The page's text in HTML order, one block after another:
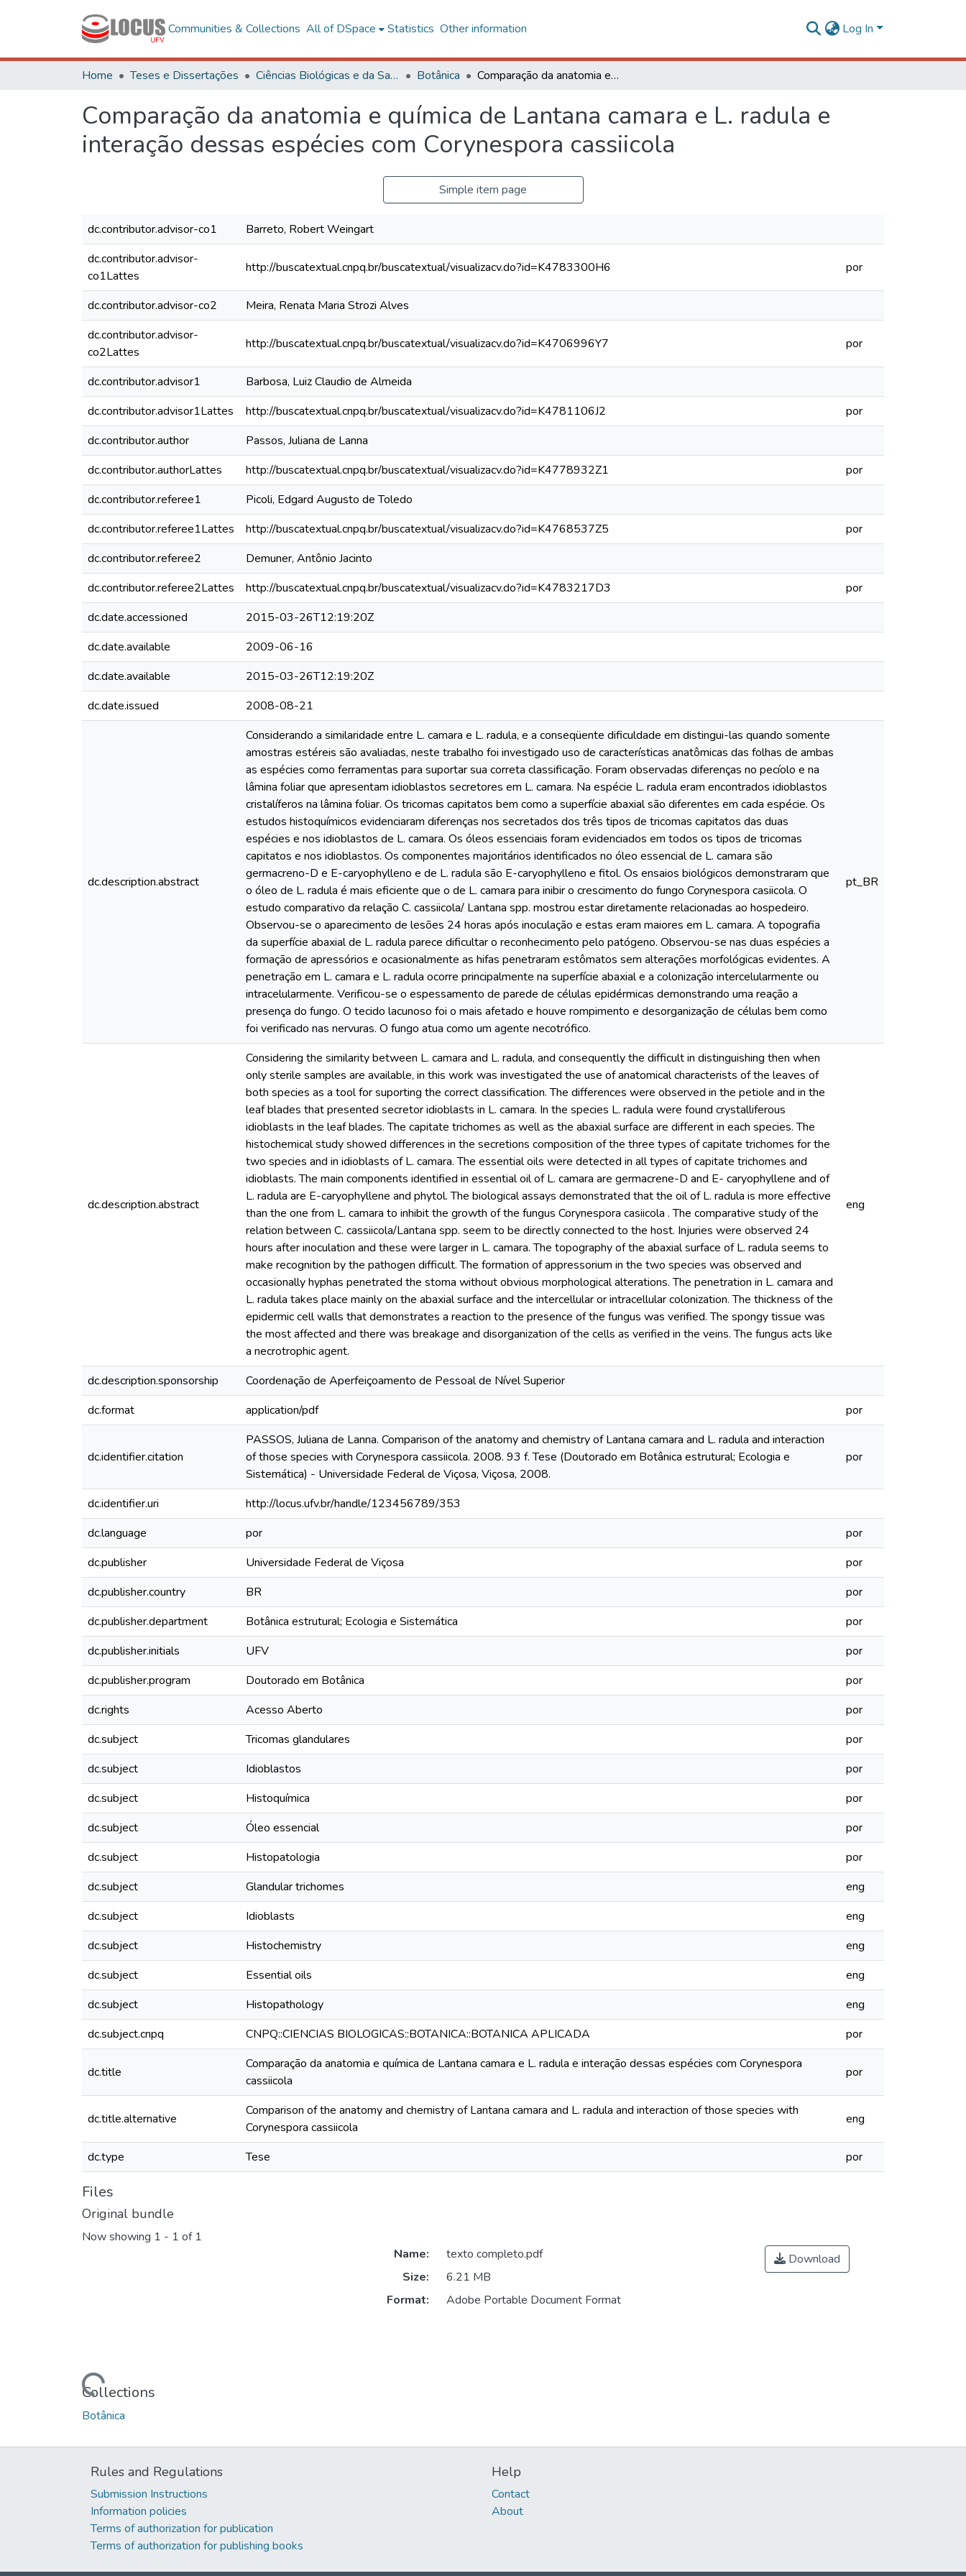
Communities & Collections All of DSpace Statistics Other information Log In
Home Teses e Dissertações Ciências Biológicas e da Saúde Botânica Comparação da anatomia e química de Lantana camara e L. radula e interação dessas espécies com Corynespora cassiicola
Comparação da anatomia e química de Lantana camara e L. radula e
interação dessas espécies com Corynespora cassiicola
Simple item page
dc.contributor.advisor-co1
Barreto, Robert Weingart
dc.contributor.advisor-
co1Lattes
http://buscatextual.cnpq.br/buscatextual/visualizacv.do?id=K4783300H6 por
dc.contributor.advisor-co2
Meira, Renata Maria Strozi Alves
dc.contributor.advisor-
co2Lattes
http://buscatextual.cnpq.br/buscatextual/visualizacv.do?id=K4706996Y7 por
dc.contributor.advisor1
Barbosa, Luiz Claudio de Almeida
dc.contributor.advisor1Lattes
http://buscatextual.cnpq.br/buscatextual/visualizacv.do?id=K4781106J2
por
dc.contributor.author
Passos, Juliana de Lanna
dc.contributor.authorLattes
http://buscatextual.cnpq.br/buscatextual/visualizacv.do?id=K4778932Z1
por
dc.contributor.referee1
Picoli, Edgard Augusto de Toledo
dc.contributor.referee1Lattes
http://buscatextual.cnpq.br/buscatextual/visualizacv.do?id=K4768537Z5
por
dc.contributor.referee2
Demuner, Antônio Jacinto
dc.contributor.referee2Lattes
http://buscatextual.cnpq.br/buscatextual/visualizacv.do?id=K4783217D3
por
dc.date.accessioned
2015-03-26T12:19:20Z
dc.date.available
2009-06-16
dc.date.available
2015-03-26T12:19:20Z
dc.date.issued
2008-08-21
dc.description.abstract
Considerando a similaridade entre L. camara e L. radula, e a conseqüente dificuldade em distingui-las quando somente
amostras estéreis são avaliadas, neste trabalho foi investigado uso de características anatômicas das folhas de ambas
as espécies como ferramentas para suportar sua correta classificação. Foram observadas diferenças no pecíolo e na
lâmina foliar que apresentam idioblastos secretores em L. camara. Na espécie L. radula eram encontrados idioblastos
cristalíferos na lâmina foliar. Os tricomas capitatos bem como a superfície abaxial são diferentes em cada espécie. Os
estudos histoquímicos evidenciaram diferenças nos secretados dos três tipos de tricomas capitatos das duas
espécies e nos idioblastos de L. camara. Os óleos essenciais foram evidenciados em todos os tipos de tricomas
capitatos e nos idioblastos. Os componentes majoritários identificados no óleo essencial de L. camara são
germacreno-D e E-caryophylleno e de L. radula são E-caryophylleno e fitol. Os ensaios biológicos demonstraram que
o óleo de L. radula é mais eficiente que o de L. camara para inibir o crescimento do fungo Corynespora casiicola. O
estudo comparativo da relação C. cassiicola/ Lantana spp. mostrou estar diretamente relacionadas ao hospedeiro.
Observou-se o aparecimento de lesões 24 horas após inoculação e estas eram maiores em L. camara. A topografia
da superfície abaxial de L. radula parece dificultar o reconhecimento pelo patógeno. Observou-se nas duas espécies a
formação de apressórios e ocasionalmente as hifas penetraram estômatos sem alterações morfológicas evidentes. A
penetração em L. camara e L. radula ocorre principalmente na superfície abaxial e a colonização intercelularmente ou
intracelularmente. Verificou-se o espessamento de parede de células epidérmicas demonstrando uma reação a
presença do fungo. O tecido lacunoso foi o mais afetado e houve rompimento e desorganização de células bem como
foi verificado nas nervuras. O fungo atua como um agente necotrófico.
pt_BR
dc.description.abstract
Considering the similarity between L. camara and L. radula, and consequently the difficult in distinguishing then when
only sterile samples are available, in this work was investigated the use of anatomical characterists of the leaves of
both species as a tool for suporting the correct classification. The differences were observed in the petiole and in the
leaf blades that presented secretor idioblasts in L. camara. In the species L. radula were found crystalliferous
idioblasts in the leaf blades. The capitate trichomes as well as the abaxial surface are different in each species. The
histochemical study showed differences in the secretions composition of the three types of capitate trichomes for the
two species and in idioblasts of L. camara. The essential oils were detected in all types of capitate trichomes and
idioblasts. The main components identified in essential oil of L. camara are germacrene-D and E- caryophyllene and of
L. radula are E-caryophyllene and phytol. The biological assays demonstrated that the oil of L. radula is more effective
than the one from L. camara to inhibit the growth of the fungus Corynespora casiicola . The comparative study of the
relation between C. cassiicola/Lantana spp. seem to be directly connected to the host. Injuries were observed 24
hours after inoculation and these were larger in L. camara. The topography of the abaxial surface of L. radula seems to
make recognition by the pathogen difficult. The formation of appressorium in the two species was observed and
occasionally hyphas penetrated the stoma without obvious morphological alterations. The penetration in L. camara and
L. radula takes place mainly on the abaxial surface and the intercellular or intracellular colonization. The thickness of the
epidermic cell walls that demonstrates a reaction to the presence of the fungus was verified. The spongy tissue was
the most affected and there was breakage and disorganization of the cells as verified in the veins. The fungus acts like
a necrotrophic agent.
eng
dc.description.sponsorship
Coordenação de Aperfeiçoamento de Pessoal de Nível Superior
dc.format
application/pdf por
dc.identifier.citation
PASSOS, Juliana de Lanna. Comparison of the anatomy and chemistry of Lantana camara and L. radula and interaction
of those species with Corynespora cassiicola. 2008. 93 f. Tese (Doutorado em Botânica estrutural; Ecologia e
Sistemática) - Universidade Federal de Viçosa, Viçosa, 2008.
por
dc.identifier.uri
http://locus.ufv.br/handle/123456789/353
dc.language
por
por
dc.publisher
Universidade Federal de Viçosa
por
dc.publisher.country
BR
por
dc.publisher.department
Botânica estrutural; Ecologia e Sistemática
por
dc.publisher.initials
UFV
por
dc.publisher.program
Doutorado em Botânica
por
dc.rights
Acesso Aberto
por
dc.subject
Tricomas glandulares
por
dc.subject
Idioblastos
por
dc.subject
Histoquímica
por
dc.subject
Óleo essencial
por
dc.subject
Histopatologia
por
dc.subject
Glandular trichomes
eng
dc.subject
Idioblasts
eng
dc.subject
Histochemistry
eng
dc.subject
Essential oils
eng
dc.subject
Histopathology
eng
dc.subject.cnpq
CNPQ::CIENCIAS BIOLOGICAS::BOTANICA::BOTANICA APLICADA por
dc.title
Comparação da anatomia e química de Lantana camara e L. radula e interação dessas espécies com Corynespora
cassiicola
por
dc.title.alternative
Comparison of the anatomy and chemistry of Lantana camara and L. radula and interaction of those species with
Corynespora cassiicola
eng
dc.type Tese por
Files
Original bundle
Now showing 1 - 1 of 1
Loading...
Name:
texto completo.pdf
Size:
6.21 MB
Format:
Adobe Portable Document Format
Download
Collections
Botânica
Rules and Regulations
Submission Instructions
Information policies
Terms of authorization for publication
Terms of authorization for publishing books
Help
Contact
About